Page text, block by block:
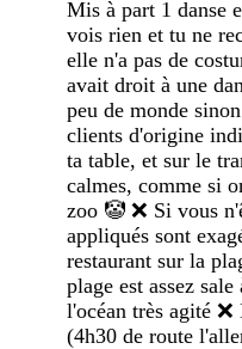
Mis à part 1 danse
vois rien et tu ne
elle n'a pas de
avait droit à une
peu de monde
clients d'origine
ta table, et sur le
calmes, comme si
zoo 🤡 ❌️ Si vous
appliqués sont
restaurant sur la
plage est assez
l'océan très agité
(4h30 de route